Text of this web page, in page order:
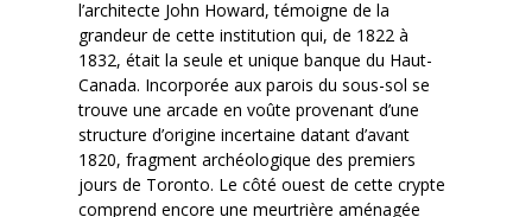
l’architecte John Howard, témoigne de la
grandeur de cette institution qui, de 1822 à
1832, était la seule et unique banque du Haut-
Canada. Incorporée aux parois du sous-sol se
trouve une arcade en voûte provenant d’une
structure d’origine incertaine datant d’avant
1820, fragment archéologique des premiers
jours de Toronto. Le côté ouest de cette crypte
comprend encore une meurtrière aménagée